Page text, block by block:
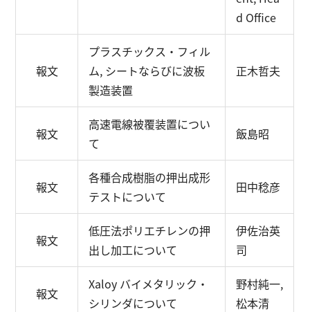
d Office
報文
プラスチックス・フィル
ム, シートならびに波板
製造装置
正木哲夫
報文
高速電線被覆装置につい
て
飯島昭
報文
各種合成樹脂の押出成形
テストについて
田中稔彦
報文
低圧法ポリエチレンの押
出し加工について
伊佐治英
司
報文
Xaloy バイメタリック・
シリンダについて
野村純一,
松本清